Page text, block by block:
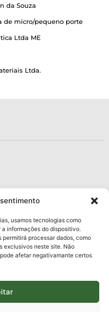
usamos tecnologias como
informações do dispositivo.
processar dados, como
exclusivos neste site. Não
afetar negativamante certos
da Souza
de micro/pequeno porte
Ltda ME
Ltda.
Pesquisa
Inovação
Bolsas
de Contas
Plataforma
3665-4831